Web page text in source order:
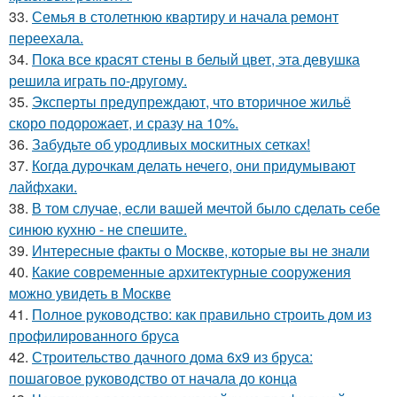
33. Семья в столетнюю квартиру и начала ремонт
переехала.
34. Пока все красят стены в белый цвет, эта девушка
решила играть по-другому.
35. Эксперты предупреждают, что вторичное жильё
скоро подорожает, и сразу на 10%.
36. Забудьте об уродливых москитных сетках!
37. Когда дурочкам делать нечего, они придумывают
лайфхаки.
38. В том случае, если вашей мечтой было сделать себе
синюю кухню - не спешите.
39. Интересные факты о Москве, которые вы не знали
40. Какие современные архитектурные сооружения
можно увидеть в Москве
41. Полное руководство: как правильно строить дом из
профилированного бруса
42. Строительство дачного дома 6х9 из бруса:
пошаговое руководство от начала до конца